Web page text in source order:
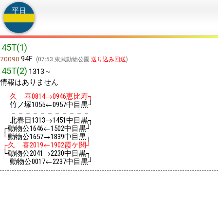
平日
45T(1)
70090 94F 07:53 東武動物公園 送り込み回送
45T(2) 1313～
情報はありません
久 喜0814→0946恵比寿┐
竹ノ塚1055←0957中目黒┘
－－－－－－－－－－－
北春日1313→1451中目黒┐
┌動物公1646←1502中目黒┘
└動物公1657→1839中目黒┐
┌久 喜2019←1902霞ケ関┘
└動物公2041 →2230中目黒┐
動物公0017←2237中目黒┘